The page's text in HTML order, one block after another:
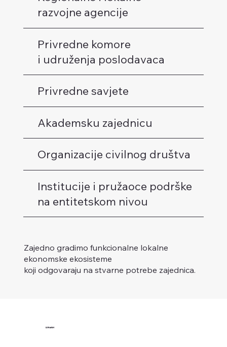
razvojne agencije
Privredne komore
i udruženja poslodavaca
Privredne savjete
Akademsku zajednicu
Organizacije civilnog društva
Institucije i pružaoce podrške
na entitetskom nivou
Zajedno gradimo funkcionalne lokalne
ekonomske ekosisteme
koji odgovaraju na stvarne potrebe zajednica.
LERuBiH